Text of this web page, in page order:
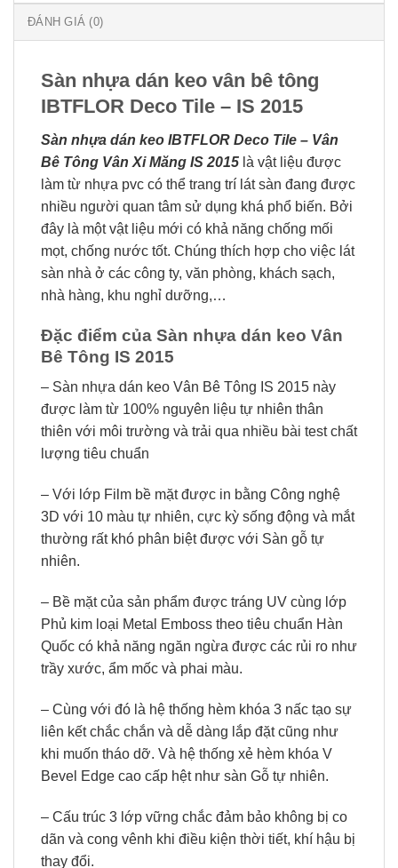
ĐÁNH GIÁ (0)
Sàn nhựa dán keo vân bê tông
IBTFLOR Deco Tile – IS 2015
Sàn nhựa dán keo IBTFLOR Deco Tile – Vân
Bê Tông Vân Xi Măng IS 2015 là vật liệu được
làm từ nhựa pvc có thể trang trí lát sàn đang được
nhiều người quan tâm sử dụng khá phổ biến. Bởi
đây là một vật liệu mới có khả năng chống mối
mọt, chống nước tốt. Chúng thích hợp cho việc lát
sàn nhà ở các công ty, văn phòng, khách sạch,
nhà hàng, khu nghỉ dưỡng,…
Đặc điểm của Sàn nhựa dán keo Vân
Bê Tông IS 2015
– Sàn nhựa dán keo Vân Bê Tông IS 2015 này
được làm từ 100% nguyên liệu tự nhiên thân
thiên với môi trường và trải qua nhiều bài test chất
lượng tiêu chuẩn
– Với lớp Film bề mặt được in bằng Công nghệ
3D với 10 màu tự nhiên, cực kỳ sống động và mắt
thường rất khó phân biệt được với Sàn gỗ tự
nhiên.
– Bề mặt của sản phẩm được tráng UV cùng lớp
Phủ kim loại Metal Emboss theo tiêu chuẩn Hàn
Quốc có khả năng ngăn ngừa được các rủi ro như
trầy xước, ẩm mốc và phai màu.
– Cùng với đó là hệ thống hèm khóa 3 nấc tạo sự
liên kết chắc chắn và dễ dàng lắp đặt cũng như
khi muốn tháo dỡ. Và hệ thống xẻ hèm khóa V
Bevel Edge cao cấp hệt như sàn Gỗ tự nhiên.
– Cấu trúc 3 lớp vững chắc đảm bảo không bị co
dãn và cong vênh khi điều kiện thời tiết, khí hậu bị
thay đổi.